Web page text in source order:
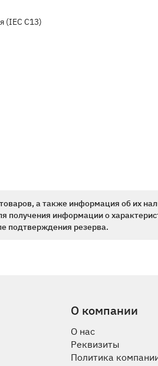
(IEC C13)
а также информация об их
информации о
подтверждения резерва.
О компании
О нас
Реквизиты
Политика